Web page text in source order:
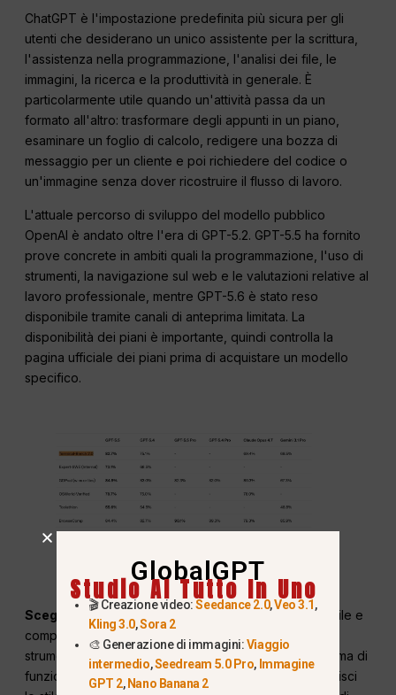
ChatGPT è l'impostazione predefinita più sicura per gli
utenti che desiderano un unico assistente per la scrittura,
l'assistenza nella programmazione, l'analisi dei file, le
immagini, la ricerca e la produttività in generale. È
particolarmente utile quando un'attività passa da un
formato all'altro: trasformare degli appunti in un piano,
esaminare un foglio di calcolo, redigere una bozza di
messaggio per un cliente e poi richiedere del codice o
un'immagine senza dover ricostruire il flusso di lavoro.
L'attuale percorso di sviluppo del modello pubblico
OpenAI è andato oltre l'era di GPT-5.2. GPT-5.5 ha fornito
prove concrete in ambiti quali la programmazione, l'uso di
strumenti, la navigazione sul web e le valutazioni relative al
lavoro professionale, mentre GPT-5.6 è stato reso
disponibile tramite canali di anteprima limitata. La
disponibilità dei piani è importante, quindi controlla la
pagina ufficiale dei piani prima di acquistare un modello
specifico.
Scegliere ChatGPT se:
se cerchi un prodotto versatile e
completo, una codifica efficiente, documenti curati,
strumenti per la gestione delle immagini o un ecosistema di
funzionalità consolidato.
Scegli Claude se:
Se preferisci
GlobalGPT
Studio AI Tutto In Uno
🎬 Creazione video:Seedance 2.0,Veo 3.1,
Kling 3.0,Sora 2
🎨 Generazione di immagini:Viaggio
intermedio,Seedream 5.0 Pro, Immagine
GPT 2, Nano Banana 2